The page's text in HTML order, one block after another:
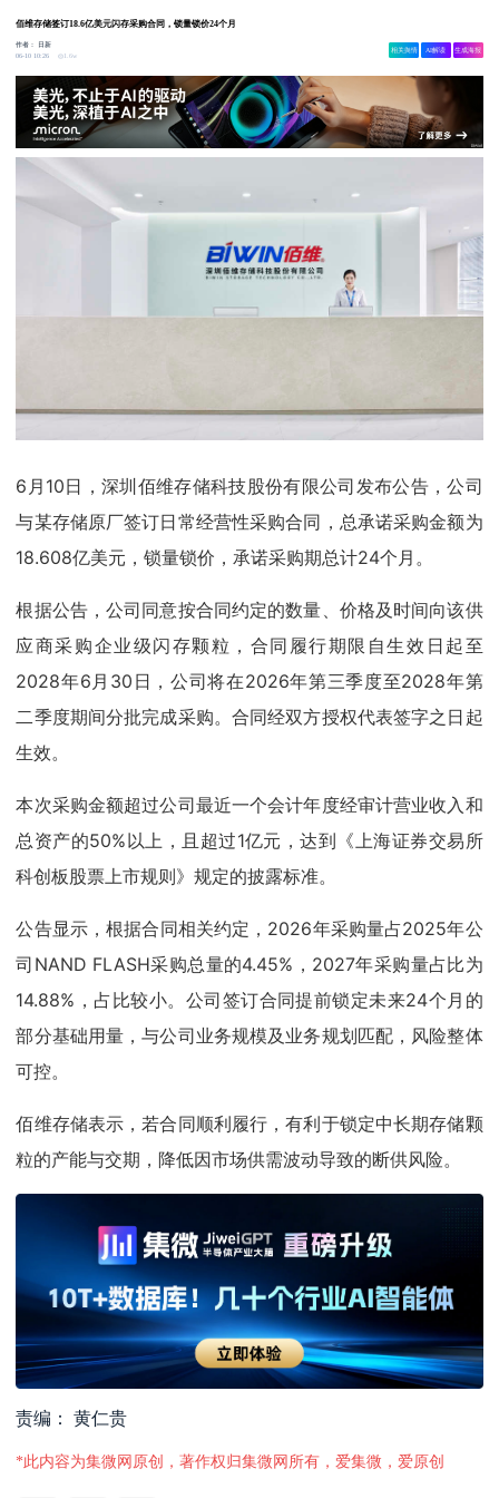
佰维存储签订18.6亿美元闪存采购合同，锁量锁价24个月
作者：
日新
06-10 10:26
1.6w
相关舆情 AI解读 生成海报
6月10日，深圳佰维存储科技股份有限公司发布公告，公司
与某存储原厂签订日常经营性采购合同，总承诺采购金额为
18.608亿美元，锁量锁价，承诺采购期总计24个月。
根据公告，公司同意按合同约定的数量、价格及时间向该供
应商采购企业级闪存颗粒，合同履行期限自生效日起至
2028年6月30日，公司将在2026年第三季度至2028年第
二季度期间分批完成采购。合同经双方授权代表签字之日起
生效。
本次采购金额超过公司最近一个会计年度经审计营业收入和
总资产的50%以上，且超过1亿元，达到《上海证券交易所
科创板股票上市规则》规定的披露标准。
公告显示，根据合同相关约定，2026年采购量占2025年公
司NAND FLASH采购总量的4.45%，2027年采购量占比为
14.88%，占比较小。公司签订合同提前锁定未来24个月的
部分基础用量，与公司业务规模及业务规划匹配，风险整体
可控。
佰维存储表示，若合同顺利履行，有利于锁定中长期存储颗
粒的产能与交期，降低因市场供需波动导致的断供风险。
责编： 黄仁贵
*此内容为集微网原创，著作权归集微网所有，爱集微，爱原创